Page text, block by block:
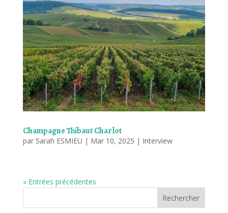
Champagne Thibaut Charlot
par Sarah ESMIEU | Mar 10, 2025 | Interview
« Entrées précédentes
Rechercher